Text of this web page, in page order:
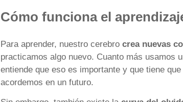
Cómo funciona el
Para aprender, nuestro cerebrocrea nuevas
practicamos algo nuevo. Cuanto más usamos
entiende que eso es importante y que tiene
acordemos en un futuro.